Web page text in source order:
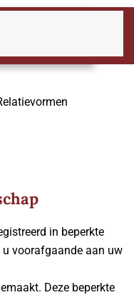
in beperkte
voorafgaande aan uw
Deze beperkte